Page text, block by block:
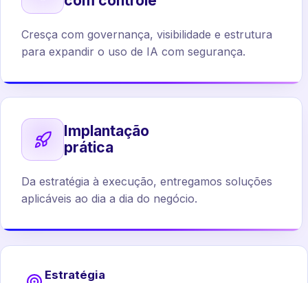
Cresça com governança, visibilidade e estrutura
para expandir o uso de IA com segurança.
Implantação
prática
Da estratégia à execução, entregamos soluções
aplicáveis ao dia a dia do negócio.
Estratégia